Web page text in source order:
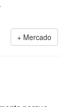
Mercado